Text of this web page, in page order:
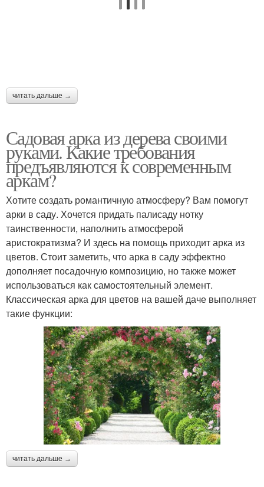
читать дальше →
Садовая арка из дерева своими
руками. Какие требования
предъявляются к современным
аркам?
Хотите создать романтичную атмосферу? Вам помогут
арки в саду. Хочется придать палисаду нотку
таинственности, наполнить атмосферой
аристократизма? И здесь на помощь приходит арка из
цветов. Стоит заметить, что арка в саду эффектно
дополняет посадочную композицию, но также может
использоваться как самостоятельный элемент.
Классическая арка для цветов на вашей даче выполняет
такие функции:
читать дальше →